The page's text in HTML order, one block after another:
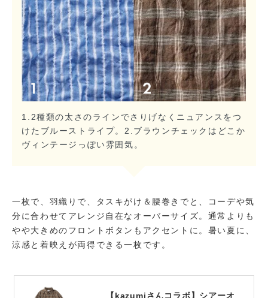
1.2種類の太さのラインでさりげなくニュアンスをつ
けたブルーストライプ。2.ブラウンチェックはどこか
ヴィンテージっぽい雰囲気。
一枚で、羽織りで、タスキがけ＆腰巻きでと、コーデや気
分に合わせてアレンジ自在なオーバーサイズ。通常よりも
やや大きめのフロントボタンもアクセントに。暑い夏に、
涼感と着映えが両得できる一枚です。
【kazumiさんコラボ】シアーオ